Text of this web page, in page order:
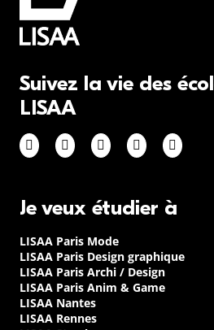
Suivez la vie des
LISAA
Je veux étudier à
LISAA Paris Mode
LISAA Paris Design graphique
LISAA Paris Archi / Design
LISAA Paris Anim & Game
LISAA Nantes
LISAA Rennes